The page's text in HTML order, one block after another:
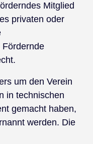
Mitglied
privaten oder
Fördernde
um den Verein
in technischen
gemacht haben,
werden. Die